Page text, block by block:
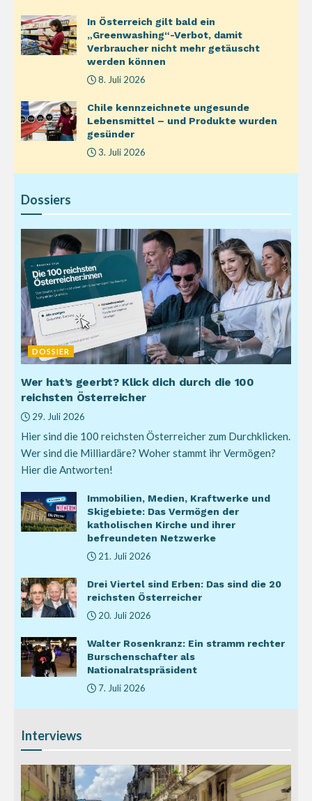
In Österreich gilt bald ein
„Greenwashing“-Verbot, damit
Verbraucher nicht mehr getäuscht
werden können
8. Juli 2026
Chile kennzeichnete ungesunde
Lebensmittel – und Produkte wurden
gesünder
3. Juli 2026
Dossiers
DOSSIER
Wer hat’s geerbt? Klick dich durch die 100
reichsten Österreicher
29. Juli 2026
Hier sind die 100 reichsten Österreicher zum Durchklicken.
Wer sind die Milliardäre? Woher stammt ihr Vermögen?
Hier die Antworten!
Immobilien, Medien, Kraftwerke und
Skigebiete: Das Vermögen der
katholischen Kirche und ihrer
befreundeten Netzwerke
21. Juli 2026
Drei Viertel sind Erben: Das sind die 20
reichsten Österreicher
20. Juli 2026
Walter Rosenkranz: Ein stramm rechter
Burschenschafter als
Nationalratspräsident
7. Juli 2026
Interviews